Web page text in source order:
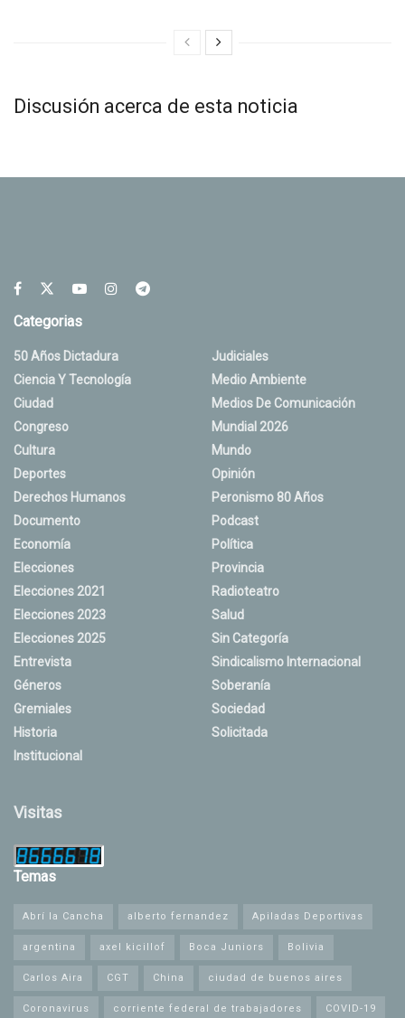
Discusión acerca de esta noticia
Categorias
50 Años Dictadura
Ciencia Y Tecnología
Ciudad
Congreso
Cultura
Deportes
Derechos Humanos
Documento
Economía
Elecciones
Elecciones 2021
Elecciones 2023
Elecciones 2025
Entrevista
Géneros
Gremiales
Historia
Institucional
Judiciales
Medio Ambiente
Medios De Comunicación
Mundial 2026
Mundo
Opinión
Peronismo 80 Años
Podcast
Política
Provincia
Radioteatro
Salud
Sin Categoría
Sindicalismo Internacional
Soberanía
Sociedad
Solicitada
Visitas
Temas
Abrí la Cancha alberto fernandez Apiladas Deportivas
argentina axel kicillof Boca Juniors Bolivia
Carlos Aira CGT China ciudad de buenos aires
Coronavirus corriente federal de trabajadores COVID-19